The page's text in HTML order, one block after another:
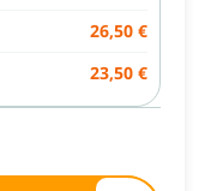
26,50 €
23,50 €